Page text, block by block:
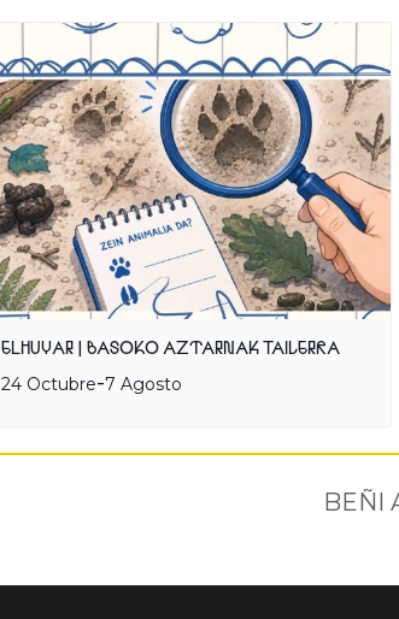
ELHUYAR | BASOKO AZTARNAK TAILERRA
24 Octubre-7 Agosto
BEÑI